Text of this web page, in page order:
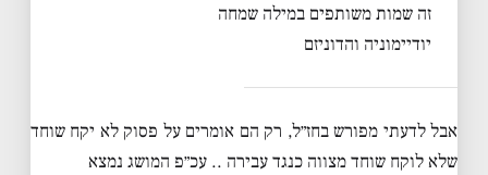
זה שמות משותפים במילה שמחה
יודיימוניה והדוניזם
אבל לדעתי מפורש בחז״ל, רק הם אומרים על פסוק לא יקח שוחד
שלא לוקח שוחד מצווה כנגד עבירה .. עכ״פ המושג נמצא